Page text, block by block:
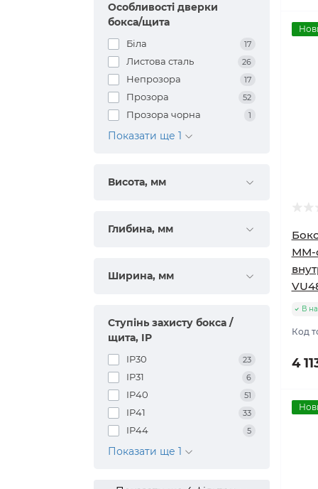
Особливості дверки
бокса/щита
Біла 17
Листова сталь 26
Непрозора 17
Прозора 52
Прозора чорна 1
Показати ще 1
Висота, мм
Глибина, мм
Ширина, мм
Ступінь захисту бокса /
щита, IP
IP30 23
IP31 6
IP40 51
IP41 33
IP44 5
Показати ще 1
ММ-
В
Код
4